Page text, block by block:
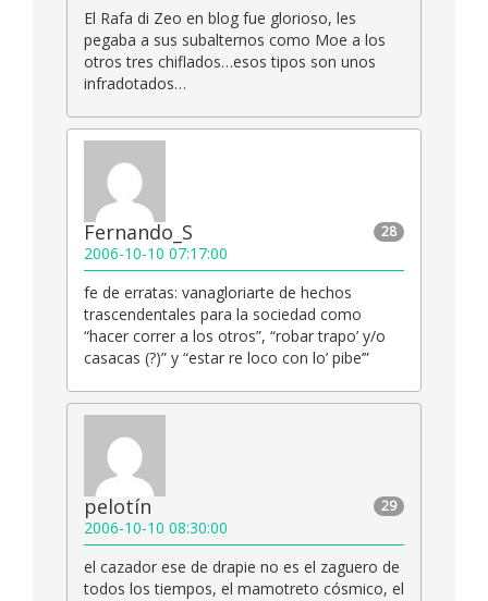
El Rafa di Zeo en blog fue glorioso, les
pegaba a sus subalternos como Moe a los
otros tres chiflados…esos tipos son unos
infradotados…
28
Fernando_S
2006-10-10 07:17:00
fe de erratas: vanagloriarte de hechos
trascendentales para la sociedad como
“hacer correr a los otros”, “robar trapo’ y/o
casacas (?)” y “estar re loco con lo’ pibe’”
29
pelotín
2006-10-10 08:30:00
el cazador ese de drapie no es el zaguero de
todos los tiempos, el mamotreto cósmico, el